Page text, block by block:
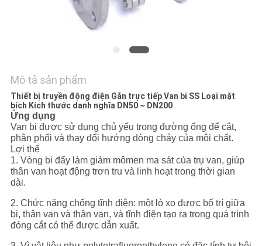
SƠ
ĐỒ
TRANG
WEB
CHÍNH
SÁCH
BẢO
MẬT
Mô tả sản phẩm
Thiết bị truyền động điện Gắn trực tiếp Van bi SS Loại mặt
bích Kích thước danh nghĩa DN50 ~ DN200
Ứng dụng
Van bi được sử dụng chủ yếu trong đường ống để cắt,
phân phối và thay đổi hướng dòng chảy của môi chất.
Lợi thế
1. Vòng bi đẩy làm giảm mômen ma sát của trụ van, giúp
thân van hoạt động trơn tru và linh hoạt trong thời gian
dài.
2. Chức năng chống tĩnh điện: một lò xo được bố trí giữa
bi, thân van và thân van, và tĩnh điện tạo ra trong quá trình
đóng cắt có thể được dẫn xuất.